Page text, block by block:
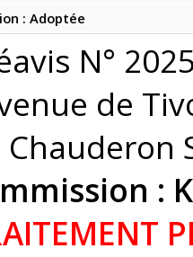
: Adoptée
N°
de
Chauderon
: